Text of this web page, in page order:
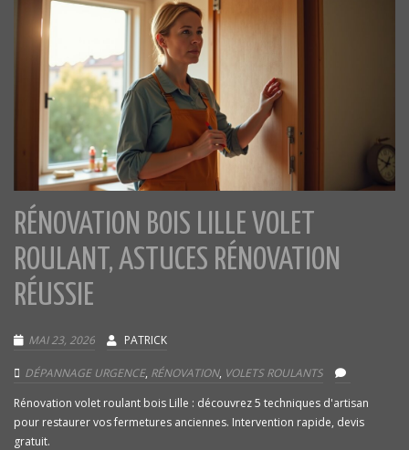
RÉNOVATION BOIS LILLE VOLET
ROULANT, ASTUCES RÉNOVATION
RÉUSSIE
MAI 23, 2026 PATRICK
DÉPANNAGE URGENCE, RÉNOVATION, VOLETS ROULANTS
Rénovation volet roulant bois Lille : découvrez 5 techniques d'artisan
pour restaurer vos fermetures anciennes. Intervention rapide, devis
gratuit.